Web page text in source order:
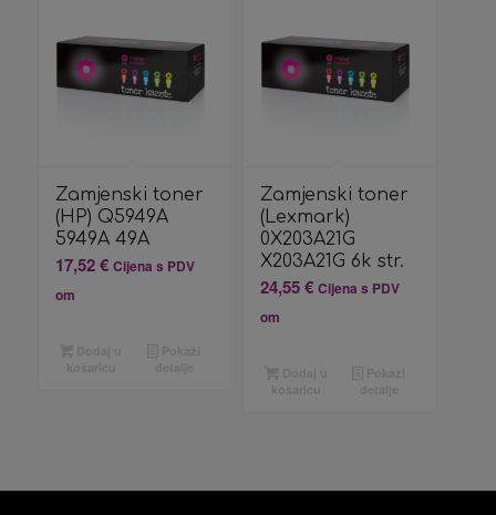
Zamjenski toner
(HP) Q5949A
5949A 49A
17,52€ Cijena s PDV
om
Zamjenski toner
(Lexmark)
0X203A21G
X203A21G 6k str.
24,55€ Cijena s PDV
om